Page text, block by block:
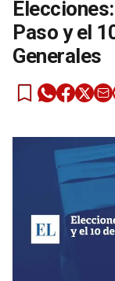
Paso y el
Generales